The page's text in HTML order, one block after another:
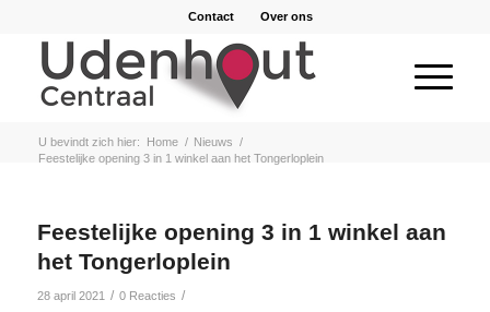
Contact Over ons
U bevindt zich hier: Home / Nieuws /
Feestelijke opening 3 in 1 winkel aan het Tongerloplein
Feestelijke opening 3 in 1 winkel aan
het Tongerloplein
28 april 2021 / 0 Reacties /